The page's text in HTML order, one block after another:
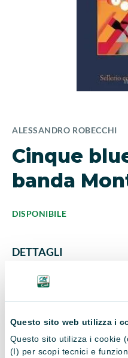
Questo sito web utilizza i
Questo sito utilizza i cookie
(I) per scopi tecnici e
ALESSANDRO ROBECCHI
Cinque
banda
DISPONIBILE
DETTAGLI
9788838944925
Anno di pubblicazione